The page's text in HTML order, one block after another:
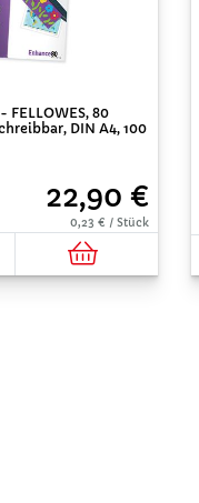
80
DIN A4, 100
22,90 €
0,23 € / Stück